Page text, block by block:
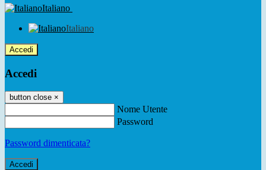
Italiano
Italiano
Accedi
Accedi
button close ×
Nome Utente
Password
Password dimenticata?